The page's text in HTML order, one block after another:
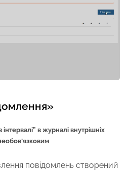
в журналі внутрішніх
повідомлень створений